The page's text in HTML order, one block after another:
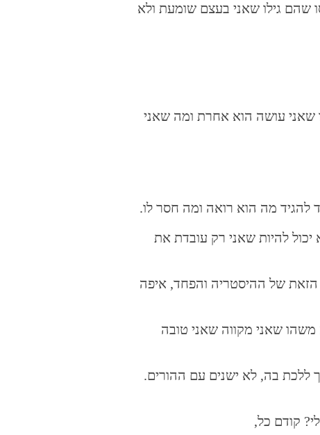
שהם גילו שאני בעצם שומעת ולא
שאני עושה הוא אחרת ומה שאני
להגיד מה הוא רואה ומה חסר לו.
להיות שאני רק עובדת את
הזאת של ההיסטריה והפחד, איפה
שאני מקווה שאני טובה
ללכת בה, לא ישנים עם ההורים.
קודם כל,